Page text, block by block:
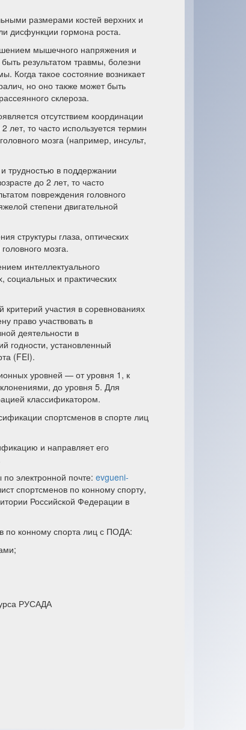
размерами костей верхних и
дисфункции гормона роста.
мышечного напряжения и
результатом травмы, болезни
Когда такое состояние возникает
но оно также может быть
склероза.
отсутствием координации
лет, то часто используется термин
мозга (например, инсульт,
трудностью в поддержании
до 2 лет, то часто
повреждения головного
степени двигательной
структуры глаза, оптических
мозга.
интеллектуального
и практических
участия в соревнованиях
право участвовать в
деятельности в
годности, установленный
(FEI).
уровней — от уровня 1, к
до уровня 5. Для
классификатором.
спортсменов в спорте лиц
и направляет его
электронной почте: evgueni-
спортсменов по конному спорту,
Российской Федерации в
по конному спорта лиц с ПОДА:
РУСАДА